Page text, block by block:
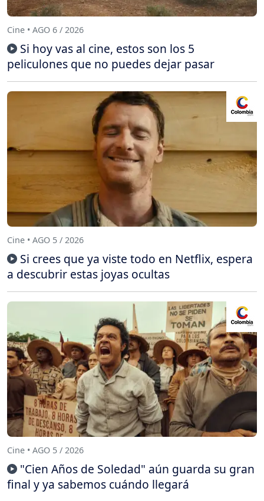
Cine • AGO 6 / 2026
Si hoy vas al cine, estos son los 5
peliculones que no puedes dejar pasar
Cine • AGO 5 / 2026
Si crees que ya viste todo en Netflix, espera
a descubrir estas joyas ocultas
Cine • AGO 5 / 2026
"Cien Años de Soledad" aún guarda su gran
final y ya sabemos cuándo llegará